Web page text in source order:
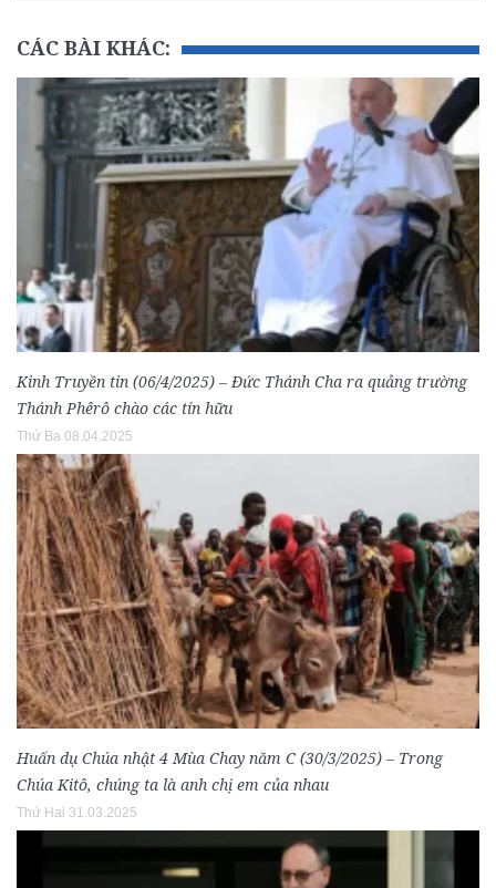
CÁC BÀI KHÁC:
Kinh Truyền tin (06/4/2025) – Đức Thánh Cha ra quảng trường
Thánh Phêrô chào các tín hữu
Thứ Ba 08.04.2025
Huấn dụ Chúa nhật 4 Mùa Chay năm C (30/3/2025) – Trong
Chúa Kitô, chúng ta là anh chị em của nhau
Thứ Hai 31.03.2025